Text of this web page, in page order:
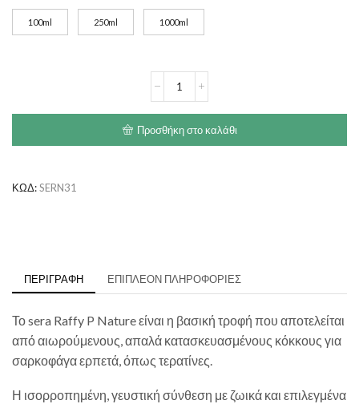
€3.00
through
100ml 250ml 1000ml
Προσθήκη στο καλάθι
ΚΩΔ:SERN31
ΠΕΡΙΓΡΑΦΉ ΕΠΙΠΛΈΟΝ ΠΛΗΡΟΦΟΡΊΕΣ
Το sera Raffy P Nature είναι η βασική τροφή που αποτελείται
από αιωρούμενους, απαλά κατασκευασμένους κόκκους για
σαρκοφάγα ερπετά, όπως τερατίνες.
Η ισορροπημένη, γευστική σύνθεση με ζωικά και επιλεγμένα